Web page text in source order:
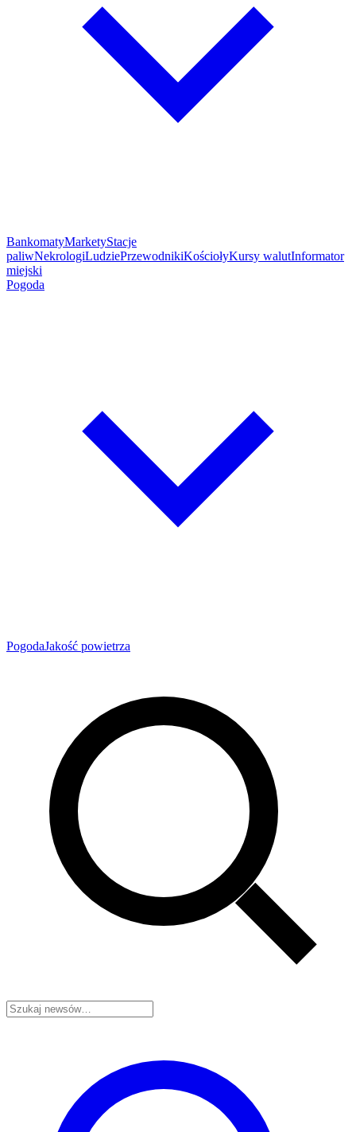
BankomatyMarketyStacje
paliwNekrologiLudziePrzewodnikiKościołyKursy walutInformator
miejski
Pogoda
PogodaJakość powietrza